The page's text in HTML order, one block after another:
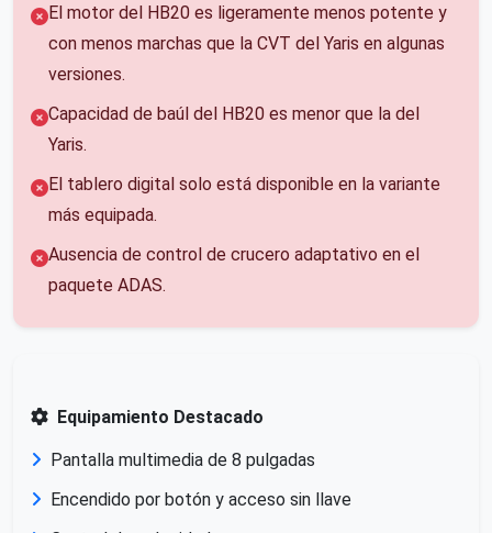
El motor del HB20 es ligeramente menos potente y
con menos marchas que la CVT del Yaris en algunas
versiones.
Capacidad de baúl del HB20 es menor que la del
Yaris.
El tablero digital solo está disponible en la variante
más equipada.
Ausencia de control de crucero adaptativo en el
paquete ADAS.
Equipamiento Destacado
Pantalla multimedia de 8 pulgadas
Encendido por botón y acceso sin llave